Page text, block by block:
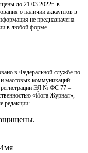
до 21.03.2022г. в
о наличии аккаунтов в
не предназначена
в любой форме.
в Федеральной службе по
массовых коммуникаций
регистрации ЭЛ № ФС 77 –
«Йога Журнал»,
редакции: